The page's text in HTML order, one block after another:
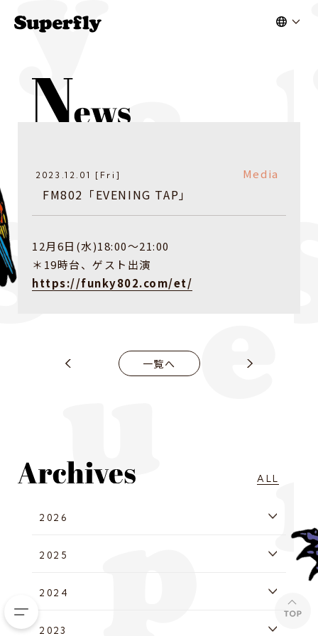
2023.12.01 [Fri] Media
FM802「EVENING TAP」
12月6日(水)18:00〜21:00
＊19時台、ゲスト出演
https://funky802.com/et/
一覧へ
ALL
2026
2025
2024
2023